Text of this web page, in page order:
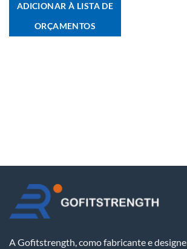
ADICIONAR À LISTA DE
ORÇAMENTOS
A Gofitstrength, como fabricante e